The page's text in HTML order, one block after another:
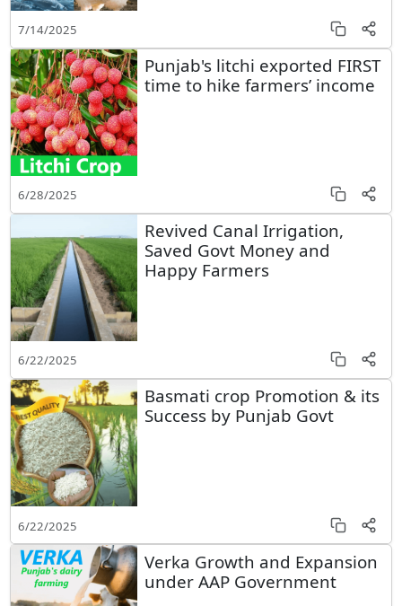
7/14/2025
Punjab's litchi exported FIRST
time to hike farmers’ income
6/28/2025
Revived Canal Irrigation,
Saved Govt Money and
Happy Farmers
6/22/2025
Basmati crop Promotion & its
Success by Punjab Govt
6/22/2025
Verka Growth and Expansion
under AAP Government